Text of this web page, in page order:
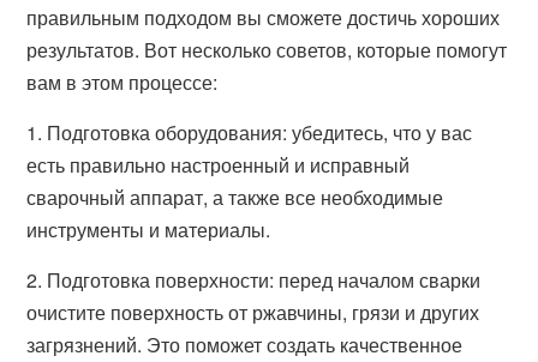
правильным подходом вы сможете достичь хороших
результатов. Вот несколько советов, которые помогут
вам в этом процессе:
1. Подготовка оборудования: убедитесь, что у вас
есть правильно настроенный и исправный
сварочный аппарат, а также все необходимые
инструменты и материалы.
2. Подготовка поверхности: перед началом сварки
очистите поверхность от ржавчины, грязи и других
загрязнений. Это поможет создать качественное